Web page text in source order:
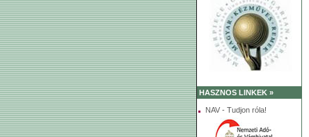
HASZNOS LINKEK »
NAV - Tudjon róla!